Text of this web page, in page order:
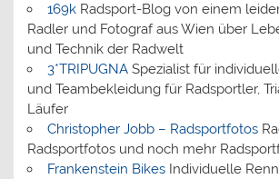
169kRadsport-Blog von einem
Radler und Fotograf aus Wien über
und Technik der Radwelt
3*TRIPUGNASpezialist für
und Teambekleidung für Radsportler,
Läufer
Christopher Jobb – Radsportfotos
Radsportfotos und noch mehr
Frankenstein BikesIndividuelle